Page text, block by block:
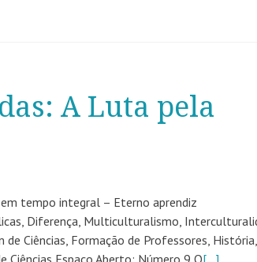
A Luta pela
tempo integral – Eterno aprendiz
Diferença, Multiculturalismo,
Ciências, Formação de Professores, História,
Ciências Espaço Aberto; Número 9 O[…]